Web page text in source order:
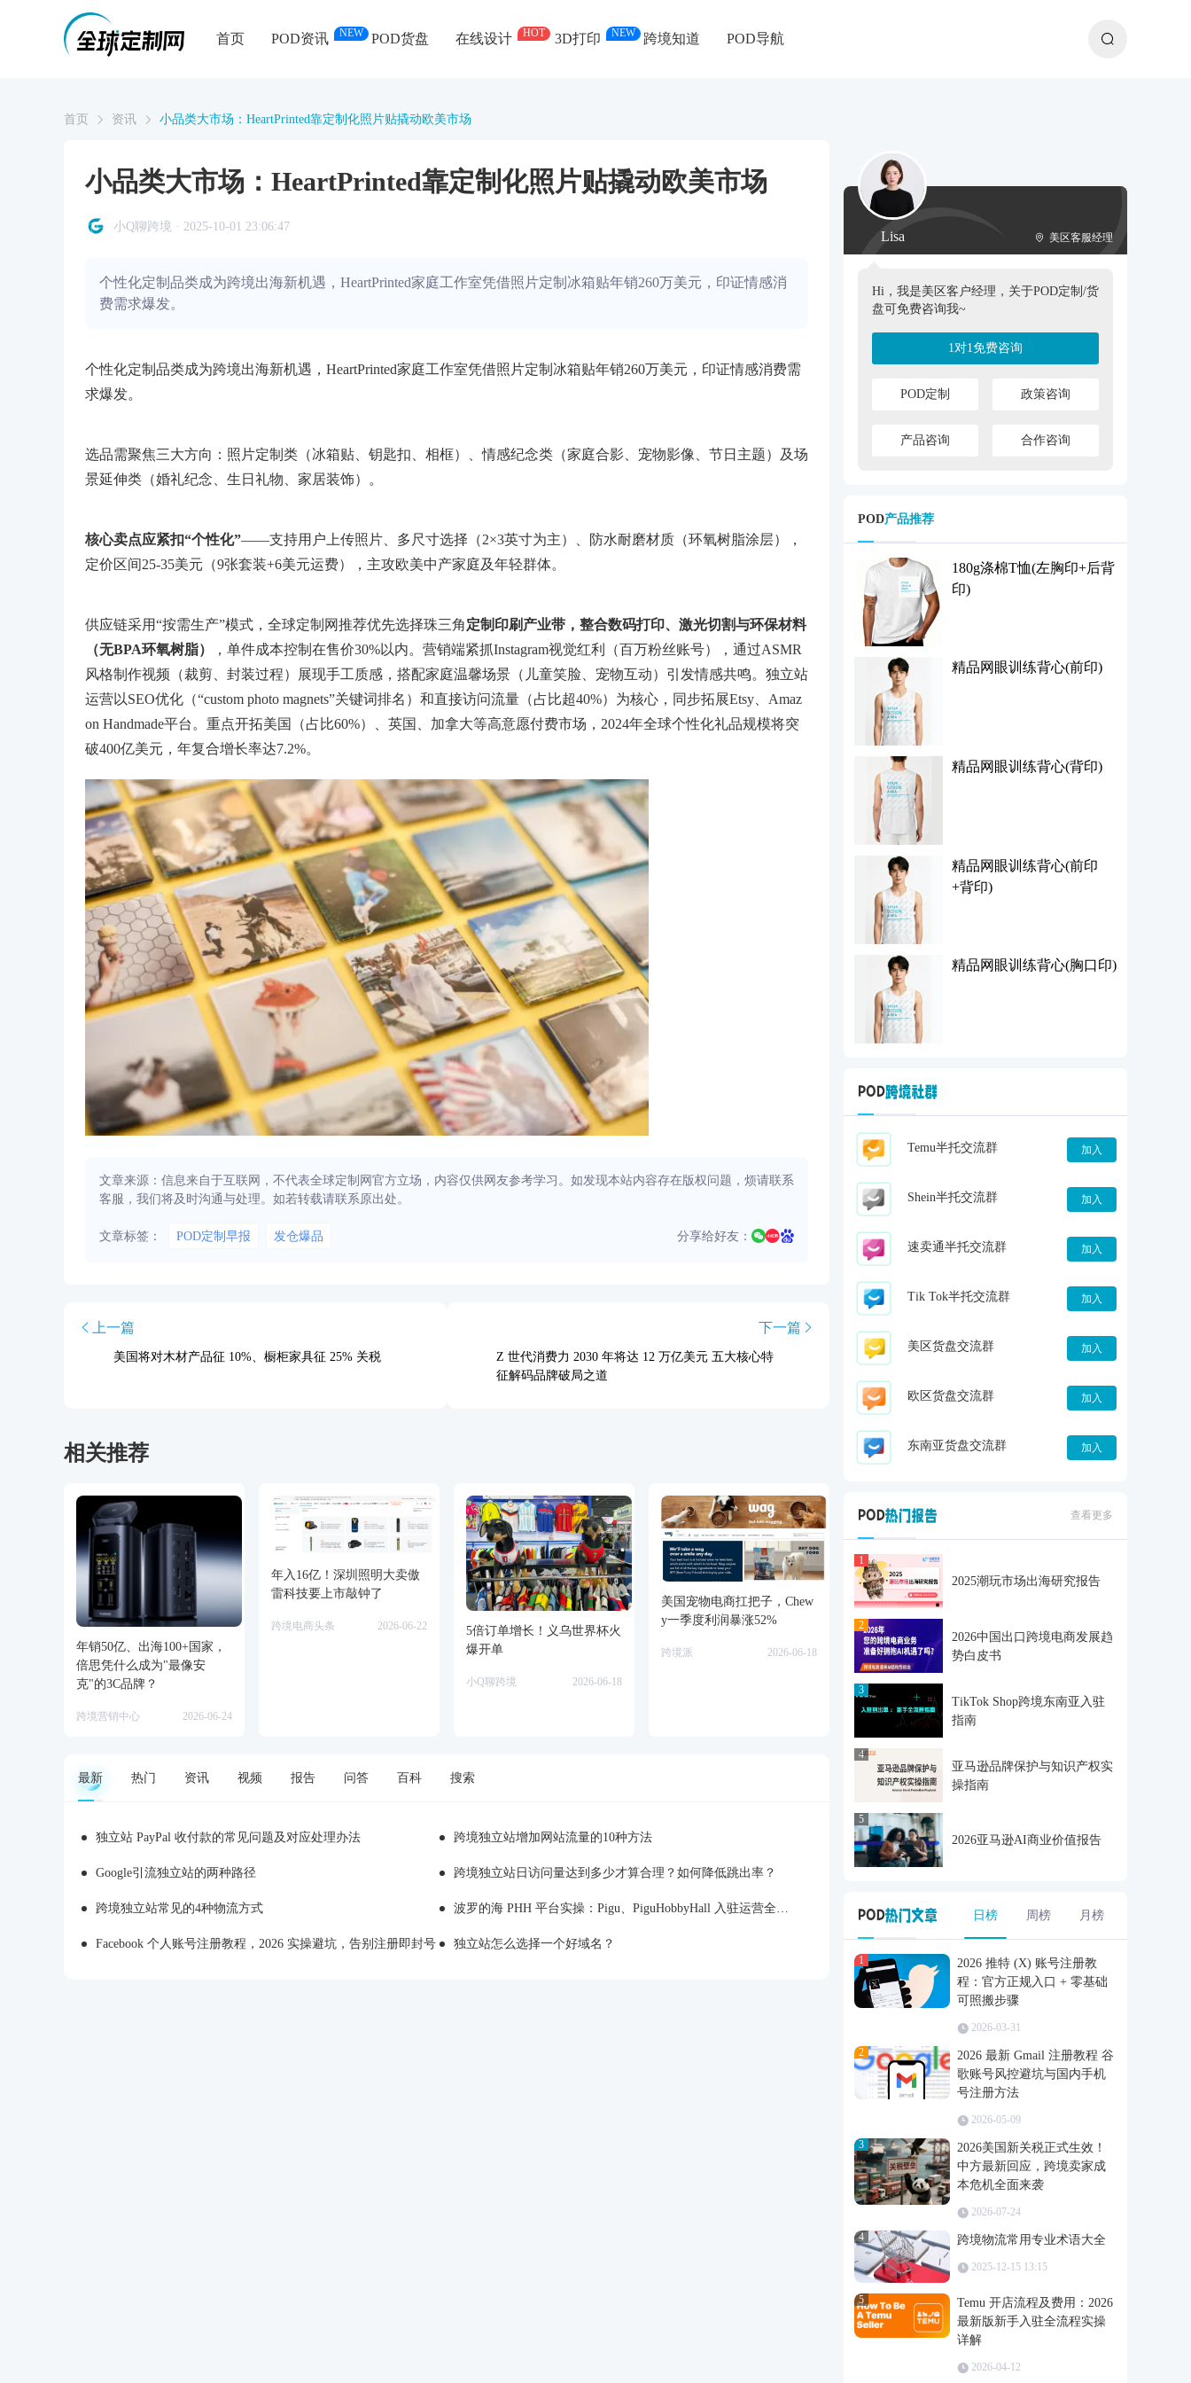
首页 POD资讯 NEW POD货盘 在线设计 HOT 3D打印 NEW 跨境知道 POD导航
首页 资讯 小品类大市场：HeartPrinted靠定制化照片贴撬动欧美市场
小品类大市场：HeartPrinted靠定制化照片贴撬动欧美市场
小Q聊跨境 · 2025-10-01 23:06:47
个性化定制品类成为跨境出海新机遇，HeartPrinted家庭工作室凭借照片定制冰箱贴年销260万美元，印证情感消
费需求爆发。
个性化定制品类成为跨境出海新机遇，HeartPrinted家庭工作室凭借照片定制冰箱贴年销260万美元，印证情感消费需
求爆发。
选品需聚焦三大方向：照片定制类（冰箱贴、钥匙扣、相框）、情感纪念类（家庭合影、宠物影像、节日主题）及场
景延伸类（婚礼纪念、生日礼物、家居装饰）。
核心卖点应紧扣“个性化”——支持用户上传照片、多尺寸选择（2×3英寸为主）、防水耐磨材质（环氧树脂涂层），
定价区间25-35美元（9张套装+6美元运费），主攻欧美中产家庭及年轻群体。
供应链采用“按需生产”模式，全球定制网推荐优先选择珠三角定制印刷产业带，整合数码打印、激光切割与环保材料
（无BPA环氧树脂）
，单件成本控制在售价30%以内。营销端紧抓Instagram视觉红利（百万粉丝账号），通过ASMR
风格制作视频（裁剪、封装过程）展现手工质感，搭配家庭温馨场景（儿童笑脸、宠物互动）引发情感共鸣。独立站
运营以SEO优化（“custom photo magnets”关键词排名）和直接访问流量（占比超40%）为核心，同步拓展Etsy、Amaz
on Handmade平台。重点开拓美国（占比60%）、英国、加拿大等高意愿付费市场，2024年全球个性化礼品规模将突
破400亿美元，年复合增长率达7.2%。
文章来源：信息来自于互联网，不代表全球定制网官方立场，内容仅供网友参考学习。如发现本站内容存在版权问题，烦请联系
客服，我们将及时沟通与处理。如若转载请联系原出处。
文章标签： POD定制早报 发仓爆品 分享给好友：
上一篇
美国将对木材产品征 10%、橱柜家具征 25% 关税
下一篇
Z 世代消费力 2030 年将达 12 万亿美元 五大核心特
征解码品牌破局之道
相关推荐
年销50亿、出海100+国家，
倍思凭什么成为"最像安
克"的3C品牌？
跨境营销中心 2026-06-24
年入16亿！深圳照明大卖傲
雷科技要上市敲钟了
跨境电商头条 2026-06-22
5倍订单增长！义乌世界杯火
爆开单
小Q聊跨境 2026-06-18
美国宠物电商扛把子，Chew
y一季度利润暴涨52%
跨境派 2026-06-18
最新 热门 资讯 视频 报告 问答 百科 搜索
独立站 PayPal 收付款的常见问题及对应处理办法 跨境独立站增加网站流量的10种方法
Google引流独立站的两种路径 跨境独立站日访问量达到多少才算合理？如何降低跳出率？
跨境独立站常见的4种物流方式 波罗的海 PHH 平台实操：Pigu、PiguHobbyHall 入驻运营全解析
Facebook 个人账号注册教程，2026 实操避坑，告别注册即封号 独立站怎么选择一个好域名？
Lisa 美区客服经理
Hi，我是美区客户经理，关于POD定制/货
盘可免费咨询我~
1对1免费咨询
POD定制 政策咨询
产品咨询 合作咨询
POD产品推荐
180g涤棉T恤(左胸印+后背
印)
精品网眼训练背心(前印)
精品网眼训练背心(背印)
精品网眼训练背心(前印
+背印)
精品网眼训练背心(胸口印)
Temu半托交流群 加入
Shein半托交流群 加入
速卖通半托交流群 加入
Tik Tok半托交流群 加入
美区货盘交流群 加入
欧区货盘交流群 加入
东南亚货盘交流群 加入
查看更多
1
2025潮玩市场出海研究报告
2
2026中国出口跨境电商发展趋
势白皮书
3
TikTok Shop跨境东南亚入驻
指南
4
亚马逊品牌保护与知识产权实
操指南
5
2026亚马逊AI商业价值报告
日榜 周榜 月榜
1
2026 推特 (X) 账号注册教
程：官方正规入口 + 零基础
可照搬步骤
2026-03-31
2
2026 最新 Gmail 注册教程 谷
歌账号风控避坑与国内手机
号注册方法
2026-05-09
3
2026美国新关税正式生效！
中方最新回应，跨境卖家成
本危机全面来袭
2026-07-24
4
跨境物流常用专业术语大全
2025-12-15 13:15
5
Temu 开店流程及费用：2026
最新版新手入驻全流程实操
详解
2026-04-12